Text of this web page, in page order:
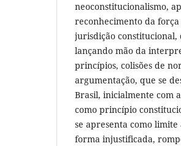
neoconstitucionalismo,
reconhecimento da
jurisdição
lançando mão da
princípios, colisões de
argumentação, que se
Brasil, inicialmente com
como princípio
se apresenta como
forma injustificada,